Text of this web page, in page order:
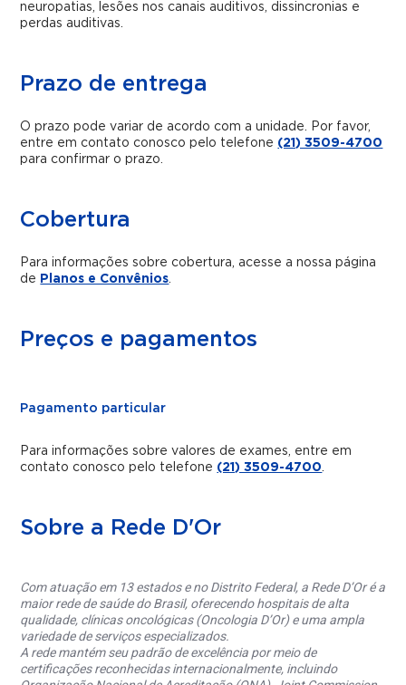
neuropatias, lesões nos canais auditivos, dissincronias e
perdas auditivas.
Prazo de entrega
O prazo pode variar de acordo com a unidade. Por favor,
entre em contato conosco pelo telefone (21) 3509-4700
para confirmar o prazo.
Cobertura
Para informações sobre cobertura, acesse a nossa página
de Planos e Convênios.
Preços e pagamentos
Pagamento particular
Para informações sobre valores de exames, entre em
contato conosco pelo telefone (21) 3509-4700.
Sobre a Rede D'Or
Com atuação em 13 estados e no Distrito Federal, a Rede D’Or é a
maior rede de saúde do Brasil, oferecendo hospitais de alta
qualidade, clínicas oncológicas (Oncologia D’Or) e uma ampla
variedade de serviços especializados.
A rede mantém seu padrão de excelência por meio de
certificações reconhecidas internacionalmente, incluindo